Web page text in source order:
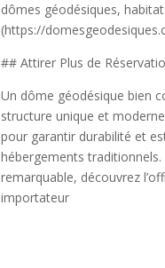
dômes géodésiques,
(https://
## Attirer Plus de
Un dôme géodésique bien
structure unique et
pour garantir durabilité et
hébergements
remarquable, découvrez
importateur